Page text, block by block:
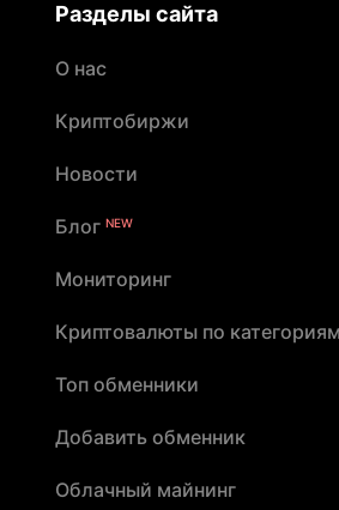
Разделы сайта
О нас
Криптобиржи
Новости
Блог NEW
Мониторинг
Криптовалюты по категориям
Топ обменники
Добавить обменник
Облачный майнинг